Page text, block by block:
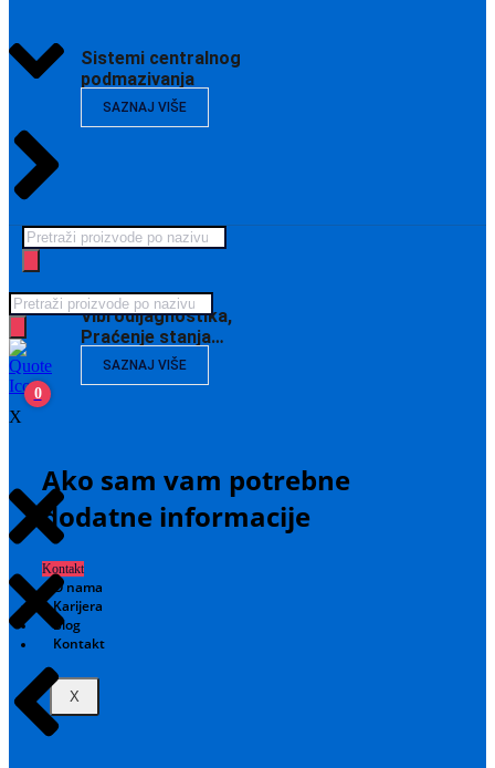
Sistemi centralnog
podmazivanja
SAZNAJ VIŠE
Vibrodijagnostika,
Praćenje stanja…
SAZNAJ VIŠE
Ako sam vam potrebne
dodatne informacije
Kontakt
O nama
Karijera
Blog
Kontakt
X
Products
search
Products
search
0
X